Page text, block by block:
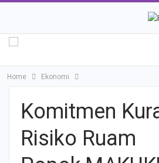
Home Ekonomi
Komitmen
Risiko Ruam